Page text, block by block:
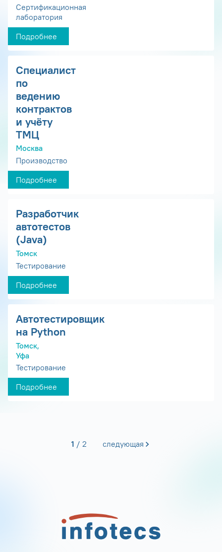
Сертификационная
лаборатория
Подробнее
Специалист
по
ведению
контрактов
и учёту
ТМЦ
Москва
Производство
Подробнее
Разработчик
автотестов
(Java)
Томск
Тестирование
Подробнее
Автотестировщик
на Python
Томск,
Уфа
Тестирование
Подробнее
1 2 следующая